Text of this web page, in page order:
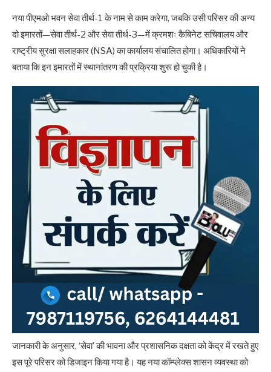
नया पीएमओ भवन सेवा तीर्थ-1 के नाम से काम करेगा, जबकि उसी परिसर की अन्य
दो इमारतों—सेवा तीर्थ-2 और सेवा तीर्थ-3—में क्रमशः कैबिनेट सचिवालय और
राष्ट्रीय सुरक्षा सलाहकार (NSA) का कार्यालय संचालित होगा। अधिकारियों ने
बताया कि इन इमारतों में स्थानांतरण की प्रक्रिया शुरू हो चुकी है।
जानकारी के अनुसार, ‘सेवा’ की भावना और प्रशासनिक दक्षता को केंद्र में रखते हुए
इस पूरे परिसर को डिजाइन किया गया है। यह नया कॉम्प्लेक्स शासन व्यवस्था को